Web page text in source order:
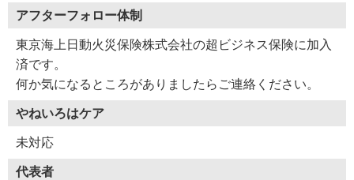
アフターフォロー体制
東京海上日動火災保険株式会社の超ビジネス保険に加入
済です。
何か気になるところがありましたらご連絡ください。
やねいろはケア
未対応
代表者